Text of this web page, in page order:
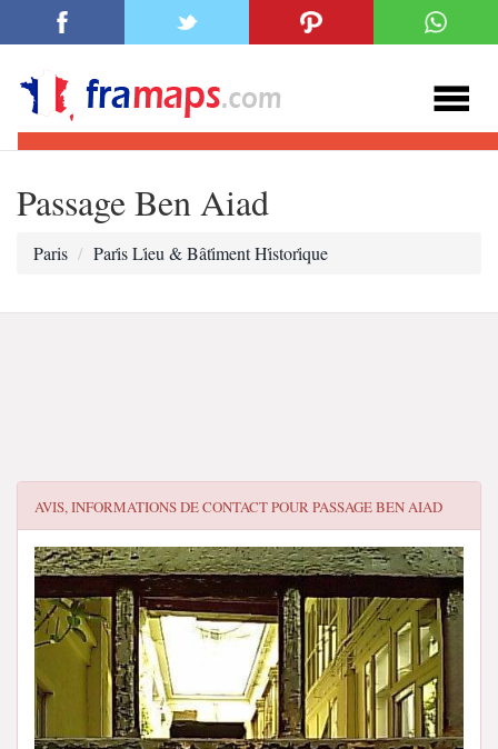
Passage Ben Aiad
Paris Pari̇s Li̇eu & Bâti̇ment Hi̇stori̇que
AVIS, INFORMATIONS DE CONTACT POURPASSAGE BEN AIAD